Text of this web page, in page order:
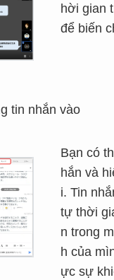
hời gian
để biến
tin nhắn vào
Bạn có
hắn và
i. Tin
tự thời
n trong
h của
ực sự